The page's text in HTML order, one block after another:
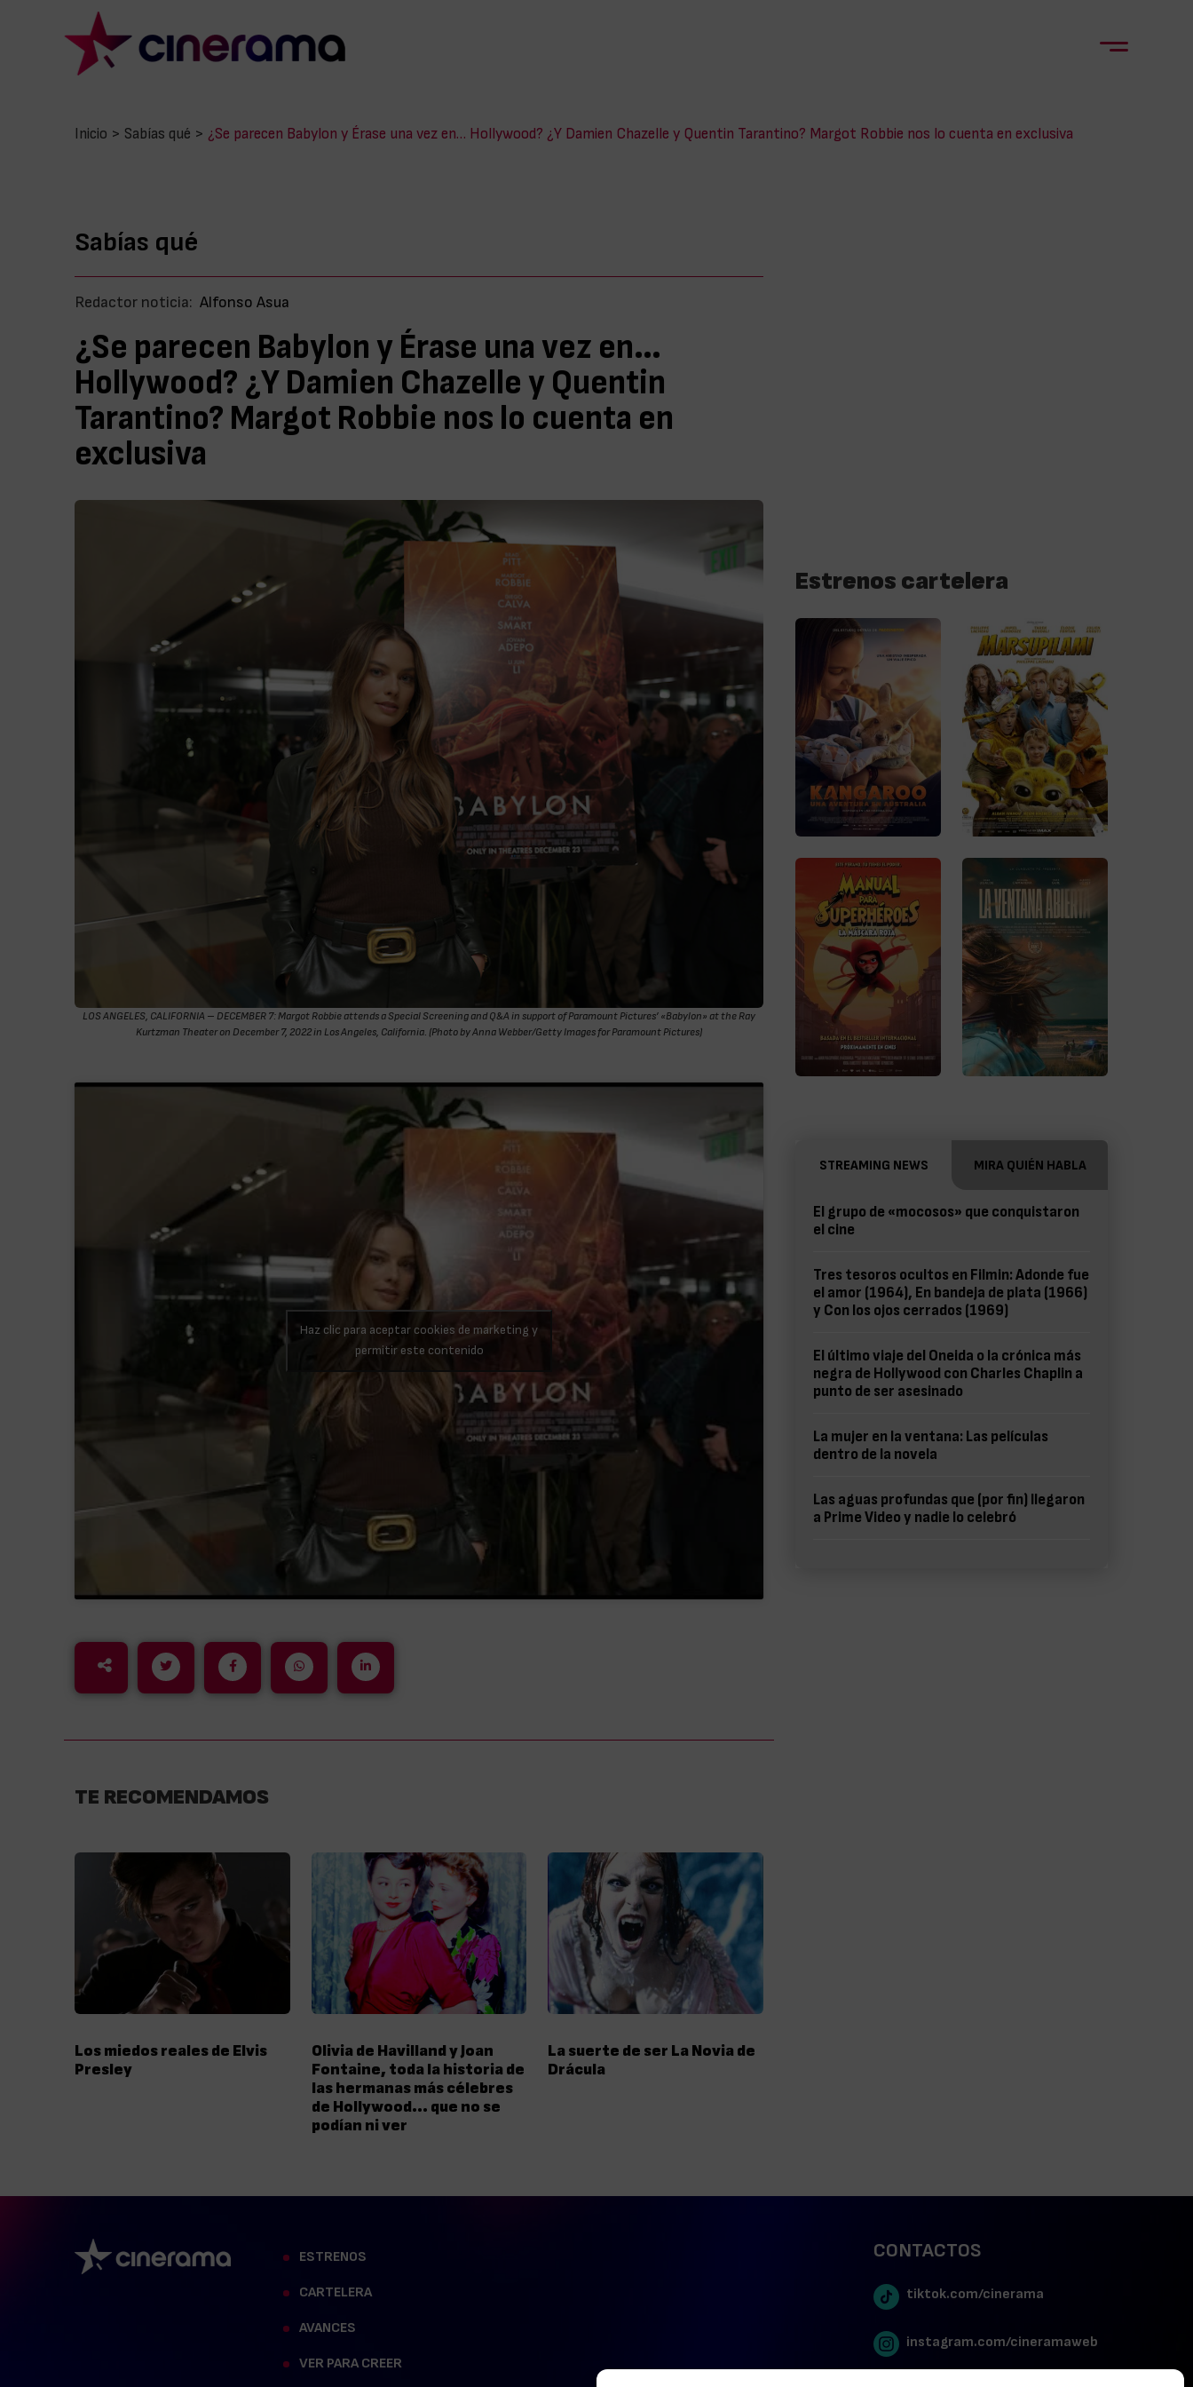
Inicio > Sabías qué > ¿Se parecen Babylon y Érase una vez en… Hollywood? ¿Y Damien Chazelle y Quentin Tarantino? Margot Robbie nos lo cuenta en exclusiva
Sabías qué
Redactor noticia: Alfonso Asua
¿Se parecen Babylon y Érase una vez en…
Hollywood? ¿Y Damien Chazelle y Quentin
Tarantino? Margot Robbie nos lo cuenta en
exclusiva
LOS ANGELES, CALIFORNIA – DECEMBER 7: Margot Robbie attends a Special Screening and Q&A in support of Paramount Pictures’ «Babylon» at the Ray
Kurtzman Theater on December 7, 2022 in Los Angeles, California. (Photo by Anna Webber/Getty Images for Paramount Pictures)
Haz clic para aceptar cookies de marketing y
permitir este contenido
TE RECOMENDAMOS
Los miedos reales de Elvis
Presley
Olivia de Havilland y Joan
Fontaine, toda la historia de
las hermanas más célebres
de Hollywood… que no se
podían ni ver
La suerte de ser La Novia de
Drácula
Estrenos cartelera
STREAMING NEWS MIRA QUIÉN HABLA
El grupo de «mocosos» que conquistaron
el cine
Tres tesoros ocultos en Filmin: Adonde fue
el amor (1964), En bandeja de plata (1966)
y Con los ojos cerrados (1969)
El último viaje del Oneida o la crónica más
negra de Hollywood con Charles Chaplin a
punto de ser asesinado
La mujer en la ventana: Las películas
dentro de la novela
Las aguas profundas que (por fin) llegaron
a Prime Video y nadie lo celebró
ESTRENOS
CARTELERA
AVANCES
VER PARA CREER
CONTACTOS
tiktok.com/cinerama
instagram.com/cineramaweb